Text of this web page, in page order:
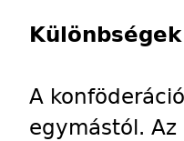
Különbségek
A
egymástól.